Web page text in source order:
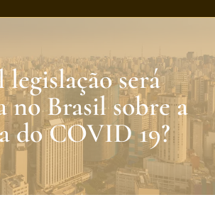
será
no Brasil sobre a
do COVID 19?